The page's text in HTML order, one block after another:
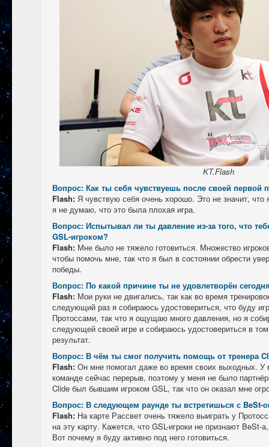
KT.Flash
Вопрос: Как ты себя чувствуешь после своей первой
Flash: Я чувствую себя очень хорошо. Это не значит, что
я не думаю, что это была плохая игра.
Вопрос: Испытывал ли ты давление из-за того, что
GSL-игроком?
Flash: Мне было не тяжело готовиться. Множество
чтобы помочь мне, так что я был в состоянии обрести
победы.
Вопрос: По какой причине ты не удовлетворён
Flash: Мои руки не двигались, так как во время
следующий раз я собираюсь удостовериться, что буду
Протоссами, так что я ощущаю много давления, но я
следующей своей игре и собираюсь удостовериться в
результат.
Вопрос: В чём ты смог получить помощь от тренера
Flash: Он мне помогал даже во время своих выходных. У
команде сейчас перерыв, поэтому у меня не было
Clide был бывшим игроком GSL, так что он оказал мне
Вопрос: В следующем раунде ты встретишься с BeSt-
Flash: На карте Рассвет очень тяжело выиграть у
на эту карту. Кажется, что GSL-игроки не признают
Вот почему я буду активно под него готовиться.